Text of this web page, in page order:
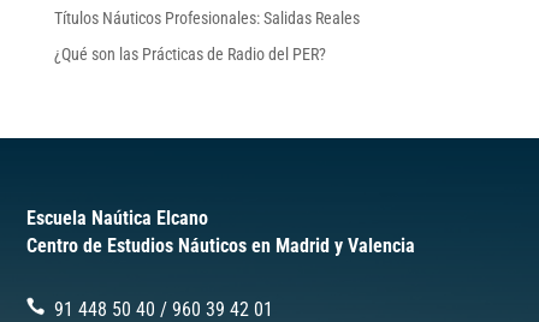
Títulos Náuticos Profesionales: Salidas Reales
¿Qué son las Prácticas de Radio del PER?
Escuela Naútica Elcano
Centro de Estudios Náuticos en Madrid y Valencia
91 448 50 40 /‎960 39 42 01